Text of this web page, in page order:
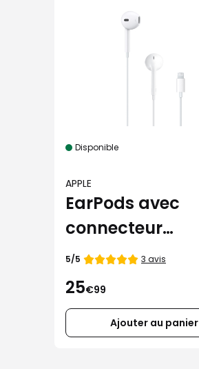
Disponible
APPLE
EarPods avec
connecteur
Lightning Apple
Note
5/5 3 avis
25€99
Ajouter au panier